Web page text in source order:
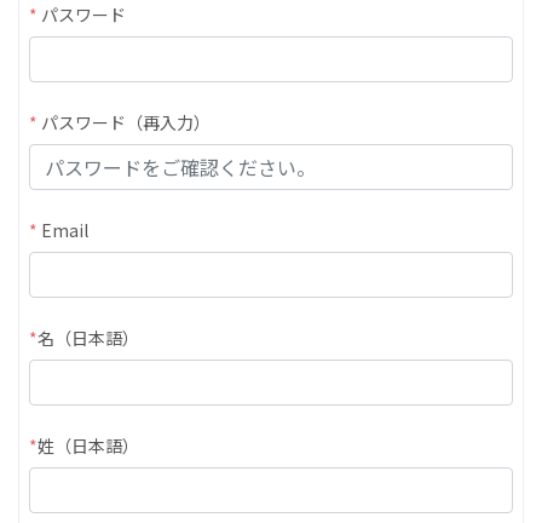
* パスワード
* パスワード（再入力）
* Email
*名（日本語）
*姓（日本語）